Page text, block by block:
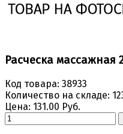
Расческа массажная
Код товара: 38933
Количество на складе:
Цена: 131.00 Руб.